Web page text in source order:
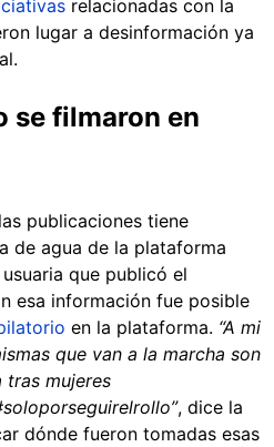
relacionadas con la
lugar a desinformación ya
se filmaron en
publicaciones tiene
de agua de la plataforma
que publicó el
esa información fue posible
en la plataforma. “A mi
que van a la marcha son
tras mujeres
, dice la
dónde fueron tomadas esas